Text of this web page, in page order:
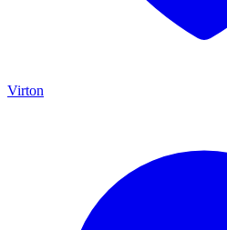
Virton